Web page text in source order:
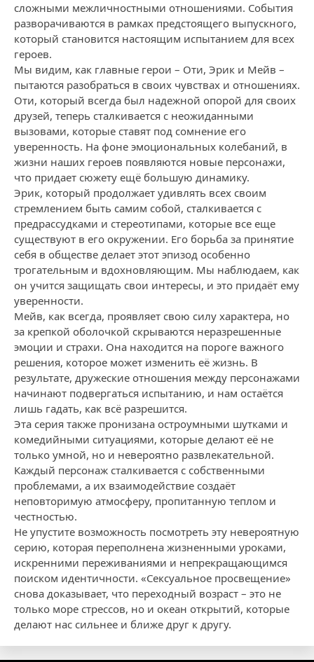
сложными межличностными отношениями. События
разворачиваются в рамках предстоящего выпускного,
который становится настоящим испытанием для всех
героев.
Мы видим, как главные герои – Оти, Эрик и Мейв –
пытаются разобраться в своих чувствах и отношениях.
Оти, который всегда был надежной опорой для своих
друзей, теперь сталкивается с неожиданными
вызовами, которые ставят под сомнение его
уверенность. На фоне эмоциональных колебаний, в
жизни наших героев появляются новые персонажи,
что придает сюжету ещё большую динамику.
Эрик, который продолжает удивлять всех своим
стремлением быть самим собой, сталкивается с
предрассудками и стереотипами, которые все еще
существуют в его окружении. Его борьба за принятие
себя в обществе делает этот эпизод особенно
трогательным и вдохновляющим. Мы наблюдаем, как
он учится защищать свои интересы, и это придаёт ему
уверенности.
Мейв, как всегда, проявляет свою силу характера, но
за крепкой оболочкой скрываются неразрешенные
эмоции и страхи. Она находится на пороге важного
решения, которое может изменить её жизнь. В
результате, дружеские отношения между персонажами
начинают подвергаться испытанию, и нам остаётся
лишь гадать, как всё разрешится.
Эта серия также пронизана остроумными шутками и
комедийными ситуациями, которые делают её не
только умной, но и невероятно развлекательной.
Каждый персонаж сталкивается с собственными
проблемами, а их взаимодействие создаёт
неповторимую атмосферу, пропитанную теплом и
честностью.
Не упустите возможность посмотреть эту невероятную
серию, которая переполнена жизненными уроками,
искренними переживаниями и непрекращающимся
поиском идентичности. «Сексуальное просвещение»
снова доказывает, что переходный возраст – это не
только море стрессов, но и океан открытий, которые
делают нас сильнее и ближе друг к другу.